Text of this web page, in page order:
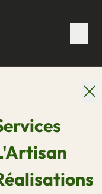
actualités de